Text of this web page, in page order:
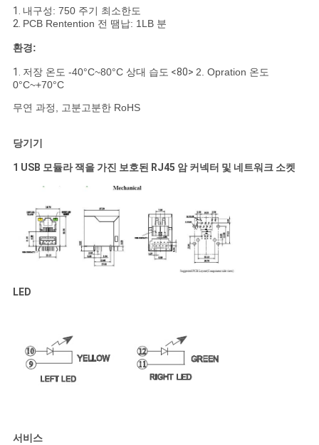
1. 내구성: 750 주기 최소한도
2. PCB Rentention 전 땜납: 1LB 분
환경:
1. 저장 온도 -40°C~80°C 상대 습도 <80> 2. Opration 온도
0°C~+70°C
무연 과정, 고분고분한 RoHS
당기기
1 USB 모듈라 잭을 가진 보호된 RJ45 암 커넥터 및 네트워크 소켓
LED
서비스